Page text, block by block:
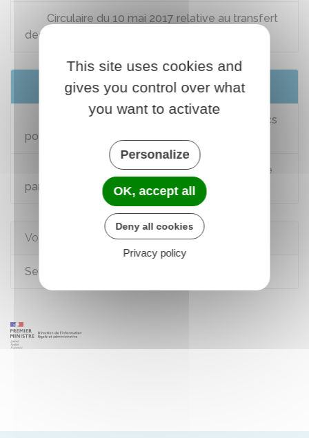
Circulaire du 10 mai 2017 relative au transfert
des Pacs aux officiers d'état civil
Services en ligne et formulaires
Demander en ligne un certificat de non-Pacs
pour le partenaire étranger né à l'étranger
Demander un certificat de non-Pacs pour le
partenaire étranger né à l'étranger
Voir aussi
Se pacser
This site uses cookies and
gives you control over what
you want to activate
Personalize
OK, accept all
Deny all cookies
Privacy policy